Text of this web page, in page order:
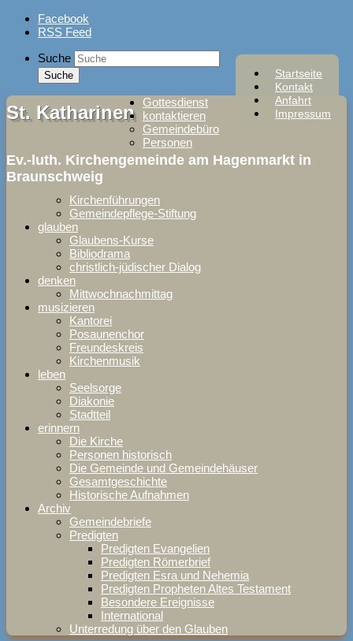
Skip
Facebook
RSS Feed
Startseite
Kontakt
Anfahrt
Impressum
Suche
St. Katharinen
Ev.-luth. Kirchengemeinde am Hagenmarkt in
Braunschweig
Gottesdienst
kontaktieren
Gemeindebüro
Personen
Kirchenführungen
Gemeindepflege-Stiftung
glauben
Glaubens-Kurse
Bibliodrama
christlich-jüdischer Dialog
denken
Mittwochnachmittag
musizieren
Kantorei
Posaunenchor
Freundeskreis
Kirchenmusik
leben
Seelsorge
Diakonie
Stadtteil
erinnern
Die Kirche
Personen historisch
Die Gemeinde und Gemeindehäuser
Gesamtgeschichte
Historische Aufnahmen
Archiv
Gemeindebriefe
Predigten
Predigten Evangelien
Predigten Römerbrief
Predigten Esra und Nehemia
Predigten Propheten Altes Testament
Besondere Ereignisse
International
Unterredung über den Glauben